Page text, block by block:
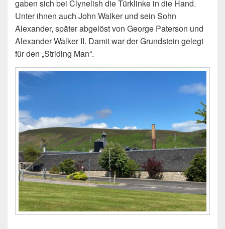
gaben sich bei Clynelish die Türklinke in die Hand.
Unter ihnen auch John Walker und sein Sohn
Alexander, später abgelöst von George Paterson und
Alexander Walker II. Damit war der Grundstein gelegt
für den „Striding Man“.